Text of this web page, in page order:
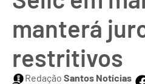
manterá
restritivos
Redação Santos Notícias